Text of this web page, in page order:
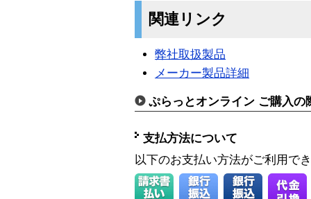
関連リンク
弊社取扱製品
メーカー製品詳細
ぷらっとオンライン ご購入の
支払方法について
以下のお支払い方法がご利用で